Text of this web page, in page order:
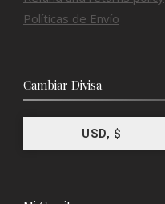
Políticas de Envío
Cambiar Divisa
USD, $